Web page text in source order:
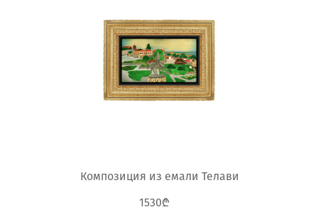
Композиция из емали Телави
1530₾